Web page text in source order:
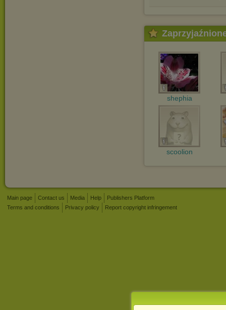
shephia
scoolion
Main page Contact us Media Help
Publishers Platform
Terms and conditions
Privacy policy Report copyright infringement